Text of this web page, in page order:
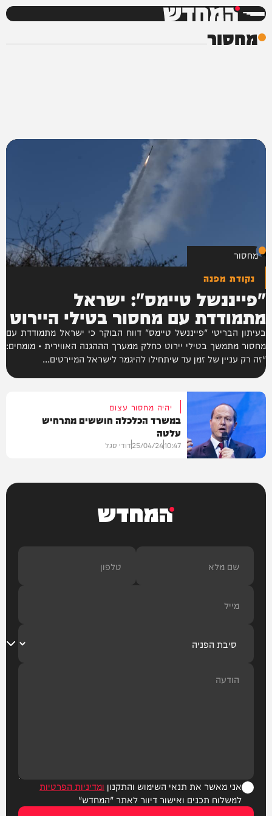
המחדש
מחסור
מחסור
נקודת מפנה
"פייננשל טיימס": ישראל
מתמודדת עם מחסור בטילי היירוט
בעיתון הבריטי "פייננשל טיימס" דווח הבוקר כי ישראל מתמודדת עם
מחסור מתמשך בטילי יירוט כחלק ממערך הההגנה האווירית • מומחים:
"זה רק עניין של זמן עד שיתחילו להיגמר לישראל המיירטים...
יהיה מחסור עצום
במשרד הכלכלה חוששים מתרחיש
עלטה
10:47
25/04/24דודי סגל
המחדש
אני מאשר את תנאי השימוש והתקנון ומדיניות הפרטיות
למשלוח תכנים ואישור דיוור לאתר "המחדש"